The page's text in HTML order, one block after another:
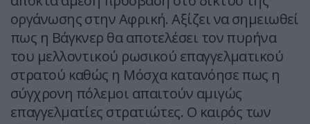
οργάνωσης στην Αφρική. Αξίζει να σημειωθεί
πως η Βάγκνερ θα αποτελέσει τον πυρήνα
του μελλοντικού ρωσικού επαγγελματικού
στρατού καθώς η Μόσχα κατανόησε πως η
σύγχρονη πόλεμοι απαιτούν αμιγώς
επαγγελματίες στρατιώτες. Ο καιρός των